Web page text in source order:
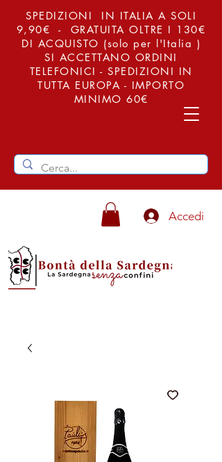
SPEDIZIONI IN ITALIA A SOLI
9,90€ - GRATUITA OLTRE I 130€
DI ACQUISTO (solo per l'Italia )
SI ACCETTANO ORDINI
TELEFONICI - SPEDIZIONI IN
TUTTA EUROPA - IMPORTO
MINIMO 60€
Accedi